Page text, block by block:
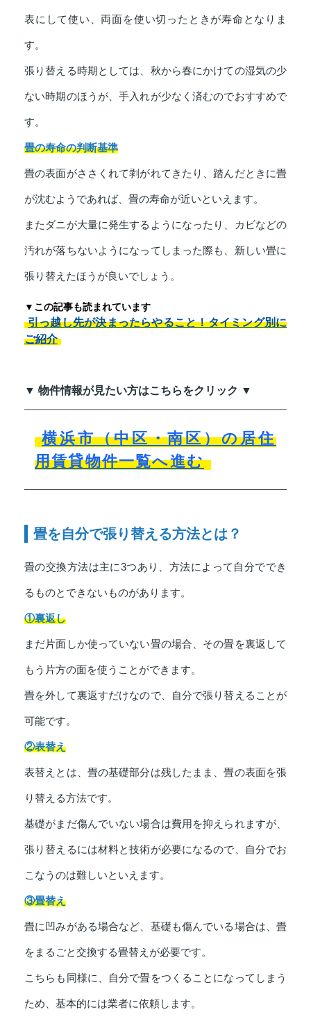
表にして使い、両面を使い切ったときが寿命となりま
す。
張り替える時期としては、秋から春にかけての湿気の少
ない時期のほうが、手入れが少なく済むのでおすすめで
す。
畳の寿命の判断基準
畳の表面がささくれて剥がれてきたり、踏んだときに畳
が沈むようであれば、畳の寿命が近いといえます。
またダニが大量に発生するようになったり、カビなどの
汚れが落ちないようになってしまった際も、新しい畳に
張り替えたほうが良いでしょう。
▼この記事も読まれています
引っ越し先が決まったらやること！タイミング別に
ご紹介
▼ 物件情報が見たい方はこちらをクリック ▼
横浜市（中区・南区）の居住
用賃貸物件一覧へ進む
畳を自分で張り替える方法とは？
畳の交換方法は主に3つあり、方法によって自分ででき
るものとできないものがあります。
①裏返し
まだ片面しか使っていない畳の場合、その畳を裏返して
もう片方の面を使うことができます。
畳を外して裏返すだけなので、自分で張り替えることが
可能です。
②表替え
表替えとは、畳の基礎部分は残したまま、畳の表面を張
り替える方法です。
基礎がまだ傷んでいない場合は費用を抑えられますが、
張り替えるには材料と技術が必要になるので、自分でお
こなうのは難しいといえます。
③畳替え
畳に凹みがある場合など、基礎も傷んでいる場合は、畳
をまるごと交換する畳替えが必要です。
こちらも同様に、自分で畳をつくることになってしまう
ため、基本的には業者に依頼します。